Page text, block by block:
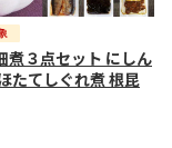
煮３点セット にしん
たてしぐれ煮 根昆